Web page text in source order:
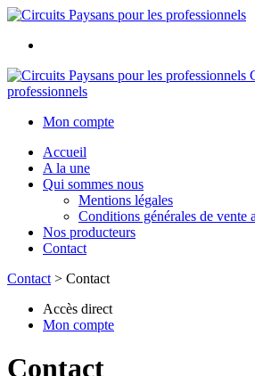
professionnels
Mon compte
Accueil
A la une
Qui sommes nous
Mentions légales
Conditions générales de vente
Nos producteurs
Contact
Contact > Contact
Accès direct
Mon compte
Contact